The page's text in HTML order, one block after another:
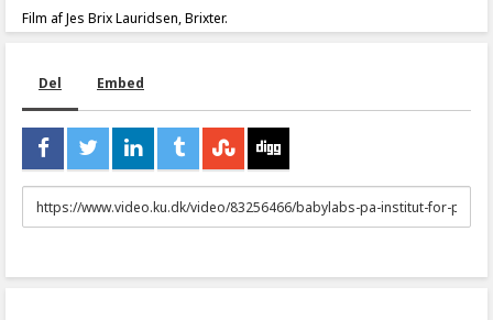
Film af Jes Brix Lauridsen, Brixter.
Del Embed
URL
to